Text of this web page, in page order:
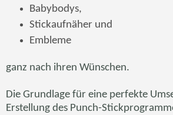
Babybodys,
Stickaufnäher und
Embleme
ganz nach ihren Wünschen.
Die Grundlage für eine perfekte
Erstellung des Punch-